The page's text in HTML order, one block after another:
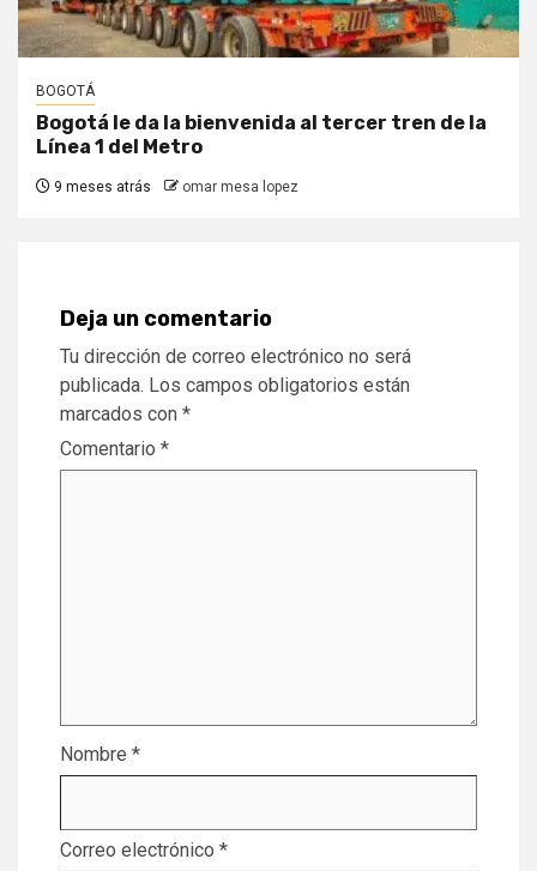
BOGOTÁ
Bogotá le da la bienvenida al tercer tren de la
Línea 1 del Metro
9 meses atrás omar mesa lopez
Deja un comentario
Tu dirección de correo electrónico no será
publicada. Los campos obligatorios están
marcados con *
Comentario *
Nombre *
Correo electrónico *